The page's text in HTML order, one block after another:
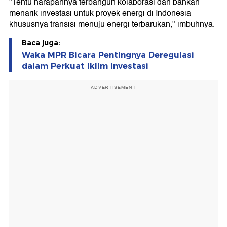
menarik investasi untuk proyek energi di Indonesia
khususnya transisi menuju energi terbarukan," imbuhnya.
Baca juga:
Waka MPR Bicara Pentingnya Deregulasi
dalam Perkuat Iklim Investasi
ADVERTISEMENT